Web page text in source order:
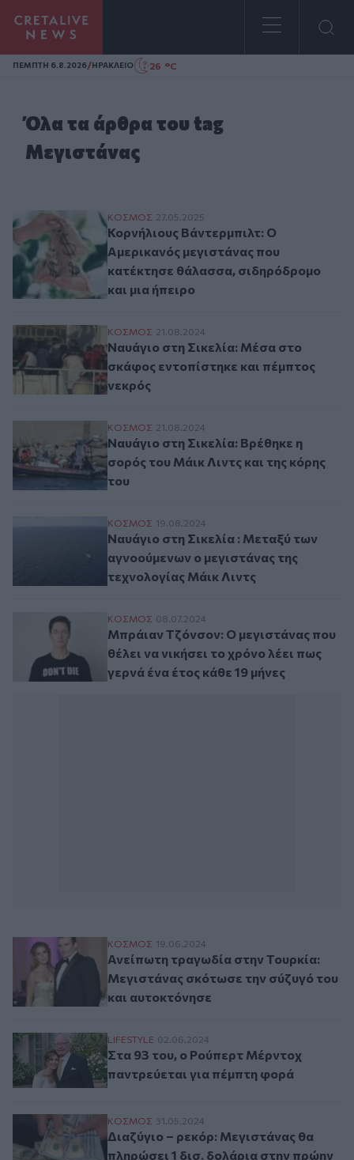
Homepage
ΠΕΜΠΤΗ 6.8.2026/ΗΡΑΚΛΕΙΟ 26 °C
Όλα τα άρθρα του tag
Μεγιστάνας
Κορνήλιους Βάντερμπιλτ: Ο Αμερικανός
ΚΟΣΜΟΣ 27.05.2025
Κορνήλιους Βάντερμπιλτ: Ο
Αμερικανός μεγιστάνας που
κατέκτησε θάλασσα, σιδηρόδρομο
και μια ήπειρο
Ναυάγιο στη Σικελία: Μέσα στο σκάφος
ΚΟΣΜΟΣ 21.08.2024
Ναυάγιο στη Σικελία: Μέσα στο
σκάφος εντοπίστηκε και πέμπτος
νεκρός
Ναυάγιο στη Σικελία: Βρέθηκε η σορός
ΚΟΣΜΟΣ 21.08.2024
Ναυάγιο στη Σικελία: Βρέθηκε η
σορός του Μάικ Λιντς και της κόρης
του
Ναυάγιο στη Σικελία : Μεταξύ των
ΚΟΣΜΟΣ 19.08.2024
Ναυάγιο στη Σικελία : Μεταξύ των
αγνοούμενων ο μεγιστάνας της
τεχνολογίας Μάικ Λιντς
Μπράιαν Τζόνσον: Ο μεγιστάνας που
ΚΟΣΜΟΣ 08.07.2024
Μπράιαν Τζόνσον: Ο μεγιστάνας που
θέλει να νικήσει το χρόνο λέει πως
γερνά ένα έτος κάθε 19 μήνες
Ανείπωτη τραγωδία στην Τουρκία:
ΚΟΣΜΟΣ 19.06.2024
Ανείπωτη τραγωδία στην Τουρκία:
Μεγιστάνας σκότωσε την σύζυγό του
και αυτοκτόνησε
Στα 93 του, ο Ρούπερτ Μέρντοχ
LIFESTYLE 02.06.2024
Στα 93 του, ο Ρούπερτ Μέρντοχ
παντρεύεται για πέμπτη φορά
Διαζύγιο – ρεκόρ: Μεγιστάνας θα
ΚΟΣΜΟΣ 31.05.2024
Διαζύγιο – ρεκόρ: Μεγιστάνας θα
πληρώσει 1 δισ. δολάρια στην πρώην